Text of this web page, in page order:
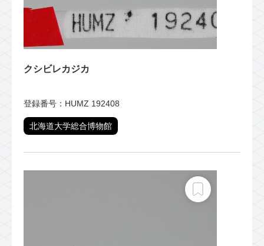
クシビレカジカ
登録番号：HUMZ 192408
北海道大学総合博物館